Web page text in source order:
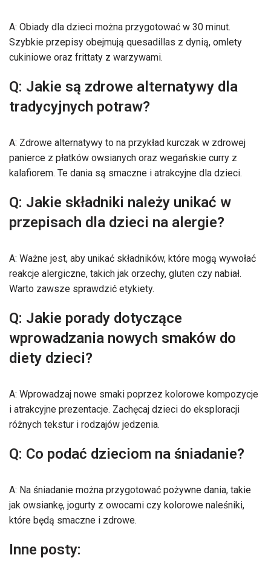
A: Obiady dla dzieci można przygotować w 30 minut.
Szybkie przepisy obejmują quesadillas z dynią, omlety
cukiniowe oraz frittaty z warzywami.
Q: Jakie są zdrowe alternatywy dla
tradycyjnych potraw?
A: Zdrowe alternatywy to na przykład kurczak w zdrowej
panierce z płatków owsianych oraz wegańskie curry z
kalafiorem. Te dania są smaczne i atrakcyjne dla dzieci.
Q: Jakie składniki należy unikać w
przepisach dla dzieci na alergie?
A: Ważne jest, aby unikać składników, które mogą wywołać
reakcje alergiczne, takich jak orzechy, gluten czy nabiał.
Warto zawsze sprawdzić etykiety.
Q: Jakie porady dotyczące
wprowadzania nowych smaków do
diety dzieci?
A: Wprowadzaj nowe smaki poprzez kolorowe kompozycje
i atrakcyjne prezentacje. Zachęcaj dzieci do eksploracji
różnych tekstur i rodzajów jedzenia.
Q: Co podać dzieciom na śniadanie?
A: Na śniadanie można przygotować pożywne dania, takie
jak owsiankę, jogurty z owocami czy kolorowe naleśniki,
które będą smaczne i zdrowe.
Inne posty: